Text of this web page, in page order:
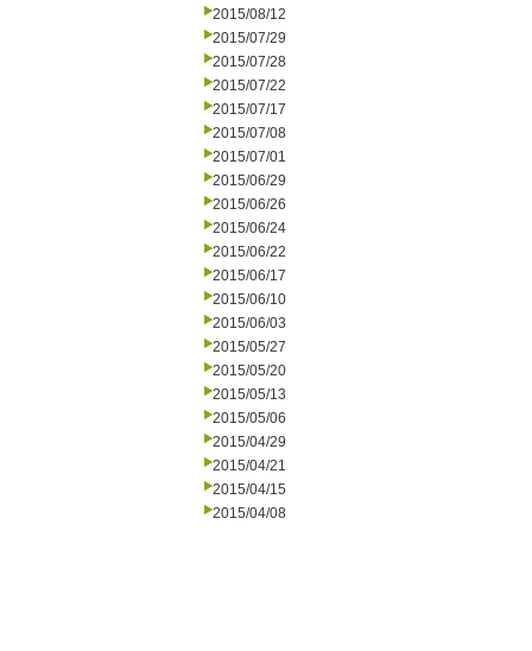
2015/08/12
2015/07/29
2015/07/28
2015/07/22
2015/07/17
2015/07/08
2015/07/01
2015/06/29
2015/06/26
2015/06/24
2015/06/22
2015/06/17
2015/06/10
2015/06/03
2015/05/27
2015/05/20
2015/05/13
2015/05/06
2015/04/29
2015/04/21
2015/04/15
2015/04/08